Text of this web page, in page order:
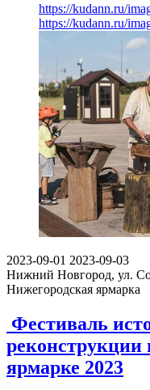
https://kudann.ru/
https://kudann.ru/
2023-09-01 2023-09-03
Нижний Новгород, ул.
Нижегородская ярмарка
Фестиваль
реконструкции
ярмарке 2023